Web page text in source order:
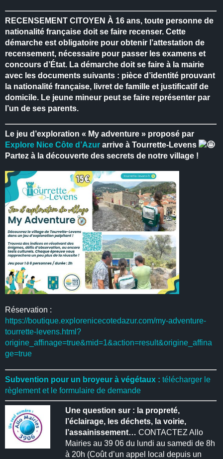
RECENSEMENT CITOYEN À 16 ans, toute personne de
nationalité française doit se faire recenser. Cette
démarche est obligatoire pour obtenir l’attestation de
recensement, nécessaire pour passer les examens et
concours d’État. La démarche doit se faire à la mairie
avec les documents suivants : pièce d’identité prouvant
la nationalité française, livret de famille et justificatif de
domicile. Le jeune mineur peut se faire représenter par
l’un de ses parents.
Le jeu d’exploration « My adventure » proposé par
Explore Nice Côte d’Azur arrive à Tourrette-Levens
Partez à la découverte des secrets de notre village !
Réservation :
https://boutique.explorenicecotedazur.com/my-adventure-
tourrette-levens.html?
origine_affinage=true&mid=1&action=result&origine_affina
ge=true
Subvention pour un broyeur à végétaux : télécharger le
règlement et le formulaire de demande
Une question sur : la propreté,
l’éclairage, les déchets, la voirie,
l’assainissement… CONTACTEZ Allo
Mairies au 39 06 du lundi au samedi de 8h
à 20h (Coût d’un appel local depuis un